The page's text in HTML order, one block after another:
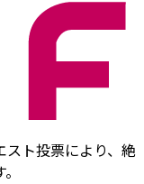
ト投票により、絶